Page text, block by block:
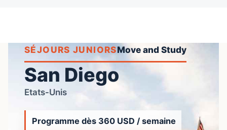
SÉJOURS JUNIORS
San Diego
Etats-Unis
Programme dès 360 USD / semaine